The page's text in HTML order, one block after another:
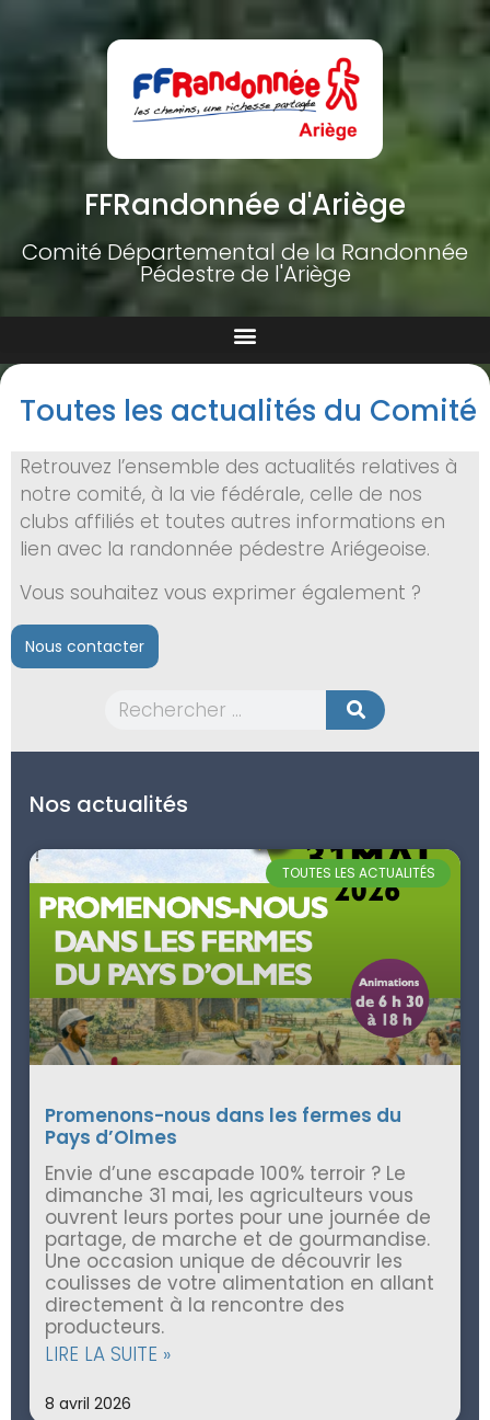
FFRandonnée d'Ariège
Comité Départemental de la Randonnée
Pédestre de l'Ariège
Toutes les actualités du Comité
Retrouvez l’ensemble des actualités relatives à
notre comité, à la vie fédérale, celle de nos
clubs affiliés et toutes autres informations en
lien avec la randonnée pédestre Ariégeoise.
Vous souhaitez vous exprimer également ?
Nous contacter
Nos actualités
TOUTES LES ACTUALITÉS
Promenons-nous dans les fermes du
Pays d’Olmes
Envie d’une escapade 100% terroir ? Le
dimanche 31 mai, les agriculteurs vous
ouvrent leurs portes pour une journée de
partage, de marche et de gourmandise.
Une occasion unique de découvrir les
coulisses de votre alimentation en allant
directement à la rencontre des
producteurs.
LIRE LA SUITE »
8 avril 2026